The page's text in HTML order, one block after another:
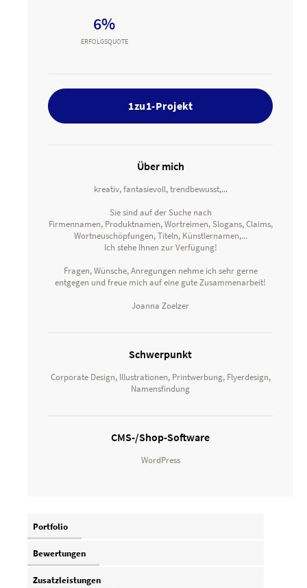
6%
ERFOLGSQUOTE
1zu1-Projekt
Über mich
kreativ, fantasievoll, trendbewusst,...
Sie sind auf der Suche nach
Firmennamen, Produktnamen, Wortreimen, Slogans, Claims,
Wortneuschöpfungen, Titeln, Künstlernamen,...
Ich stehe Ihnen zur Verfügung!
Fragen, Wünsche, Anregungen nehme ich sehr gerne
entgegen und freue mich auf eine gute Zusammenarbeit!
Joanna Zoelzer
Schwerpunkt
Corporate Design, Illustrationen, Printwerbung, Flyerdesign,
Namensfindung
CMS-/Shop-Software
WordPress
Portfolio
Bewertungen
Zusatzleistungen